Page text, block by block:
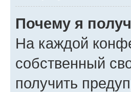
Почему я
На каждой
собственный
получить